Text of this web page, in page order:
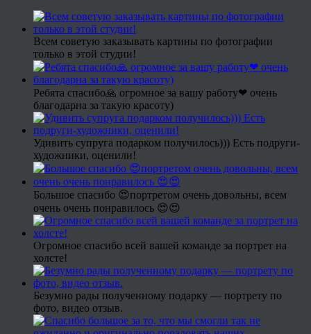
Всем советую заказывать картины по фотографии
только в этой студии!
Ребята спасибо🙏 огромное за вашу работу❤ очень
благодарна за такую красоту)
Удивить супруга подарком получилось))) Есть подруги-
художники, оценили!
Большое спасибо 😍портретом очень довольны, всем
очень очень понравилось 😍😍
Огромное спасибо всей вашей команде за портрет на
холсте!
Безумно рады полученному подарку — портрету по
фото, видео отзыв.